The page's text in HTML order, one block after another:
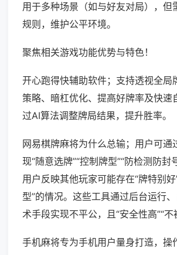
用于多种场景（如与好友对局），但
规则，维护公平环境。
聚焦相关游戏功能优势与特色！
开心跑得快辅助软件；支持透视全局
策略、暗杠优化、提高好牌率及快速
过AI算法调整牌局结果，提升胜率。
网易棋牌麻将为什么总输；用户可通
现“随意选牌”“控制牌型”“防检测防封
用户反映其他玩家可能存在“牌特别
型”的情况。这些工具通过后台运行
术手段实现不平公，且“安全性高”“不
手机麻将专为手机用户量身打造，操